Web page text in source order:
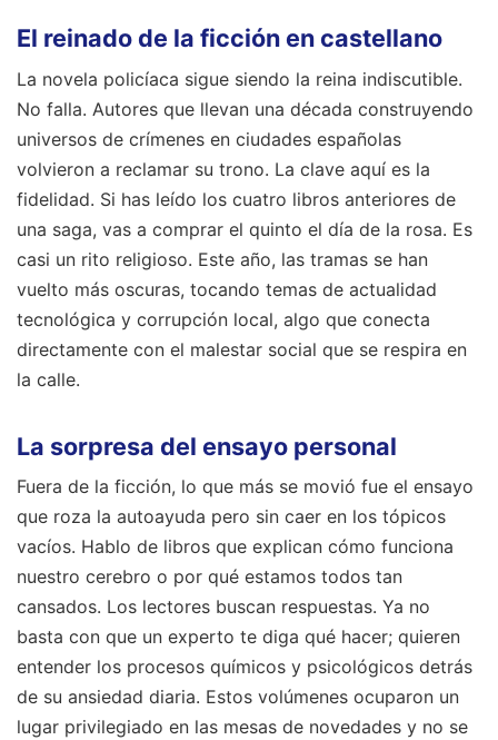
El reinado de la ficción en castellano
La novela policíaca sigue siendo la reina indiscutible.
No falla. Autores que llevan una década construyendo
universos de crímenes en ciudades españolas
volvieron a reclamar su trono. La clave aquí es la
fidelidad. Si has leído los cuatro libros anteriores de
una saga, vas a comprar el quinto el día de la rosa. Es
casi un rito religioso. Este año, las tramas se han
vuelto más oscuras, tocando temas de actualidad
tecnológica y corrupción local, algo que conecta
directamente con el malestar social que se respira en
la calle.
La sorpresa del ensayo personal
Fuera de la ficción, lo que más se movió fue el ensayo
que roza la autoayuda pero sin caer en los tópicos
vacíos. Hablo de libros que explican cómo funciona
nuestro cerebro o por qué estamos todos tan
cansados. Los lectores buscan respuestas. Ya no
basta con que un experto te diga qué hacer; quieren
entender los procesos químicos y psicológicos detrás
de su ansiedad diaria. Estos volúmenes ocuparon un
lugar privilegiado en las mesas de novedades y no se